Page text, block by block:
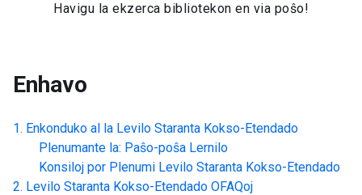
Havigu la ekzerca bibliotekon en via poŝo!
Enhavo
Enkonduko al la Levilo Staranta Kokso-Etendado
Plenumante la: Paŝo-poŝa Lernilo
Konsiloj por Plenumi Levilo Staranta Kokso-Etendado
Levilo Staranta Kokso-Etendado OFAQoj